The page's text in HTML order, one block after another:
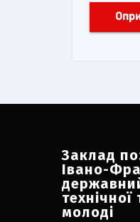
Заклад
Івано-
технічної
молоді